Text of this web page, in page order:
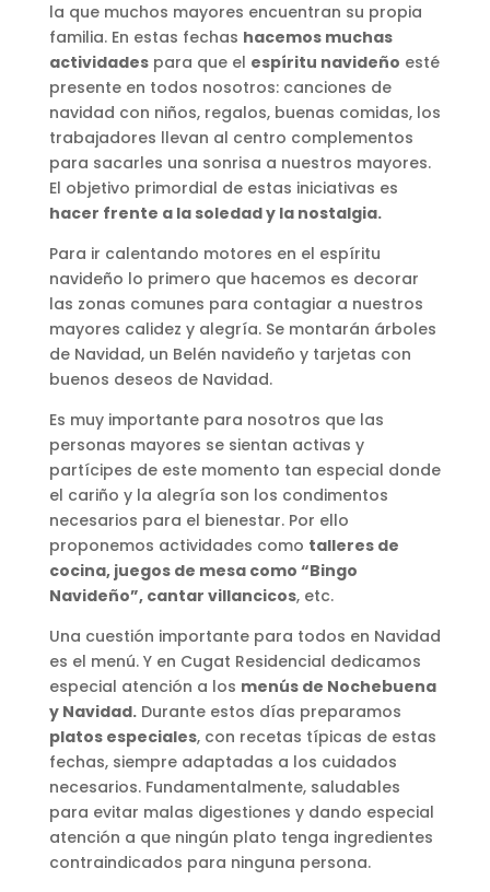
la que muchos mayores encuentran su propia
familia. En estas fechas hacemos muchas
actividadespara que el espíritu navideño esté
presente en todos nosotros: canciones de
navidad con niños, regalos, buenas comidas, los
trabajadores llevan al centro complementos
para sacarles una sonrisa a nuestros mayores.
El objetivo primordial de estas iniciativas es
hacer frente a la soledad y la nostalgia.
Para ir calentando motores en el espíritu
navideño lo primero que hacemos es decorar
las zonas comunes para contagiar a nuestros
mayores calidez y alegría. Se montarán árboles
de Navidad, un Belén navideño y tarjetas con
buenos deseos de Navidad.
Es muy importante para nosotros que las
personas mayores se sientan activas y
partícipes de este momento tan especial donde
el cariño y la alegría son los condimentos
necesarios para el bienestar. Por ello
proponemos actividades como talleres de
cocina, juegos de mesa como “Bingo
Navideño”, cantar villancicos, etc.
Una cuestión importante para todos en Navidad
es el menú. Y en Cugat Residencial dedicamos
especial atención a los menús de Nochebuena
y Navidad.Durante estos días preparamos
platos especiales, con recetas típicas de estas
fechas, siempre adaptadas a los cuidados
necesarios. Fundamentalmente, saludables
para evitar malas digestiones y dando especial
atención a que ningún plato tenga ingredientes
contraindicados para ninguna persona.